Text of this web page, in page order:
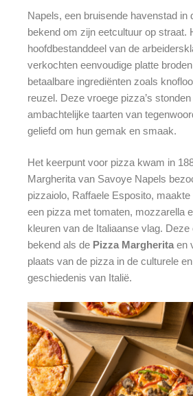
Napels, een bruisende havenstad in
bekend om zijn eetcultuur op straat.
hoofdbestanddeel van de
verkochten eenvoudige platte
betaalbare ingrediënten zoals
reuzel. Deze vroege pizza’s
ambachtelijke taarten van
geliefd om hun gemak en smaak.
Het keerpunt voor pizza kwam in
Margherita van Savoye Napels
pizzaiolo, Raffaele Esposito,
een pizza met tomaten, mozzarella
kleuren van de Italiaanse vlag. Deze
bekend als de Pizza Margherita en
plaats van de pizza in de culturele
geschiedenis van Italië.